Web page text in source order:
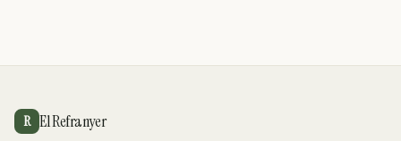
R El Refranyer